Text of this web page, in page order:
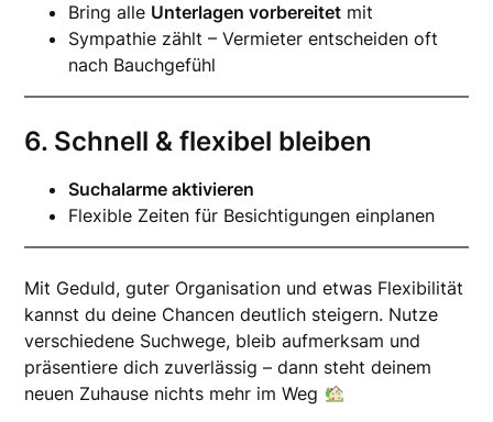
Bring alle Unterlagen vorbereitet mit
Sympathie zählt – Vermieter entscheiden oft
nach Bauchgefühl
6. Schnell & flexibel bleiben
Suchalarme aktivieren
Flexible Zeiten für Besichtigungen einplanen
Mit Geduld, guter Organisation und etwas Flexibilität
kannst du deine Chancen deutlich steigern. Nutze
verschiedene Suchwege, bleib aufmerksam und
präsentiere dich zuverlässig – dann steht deinem
neuen Zuhause nichts mehr im Weg